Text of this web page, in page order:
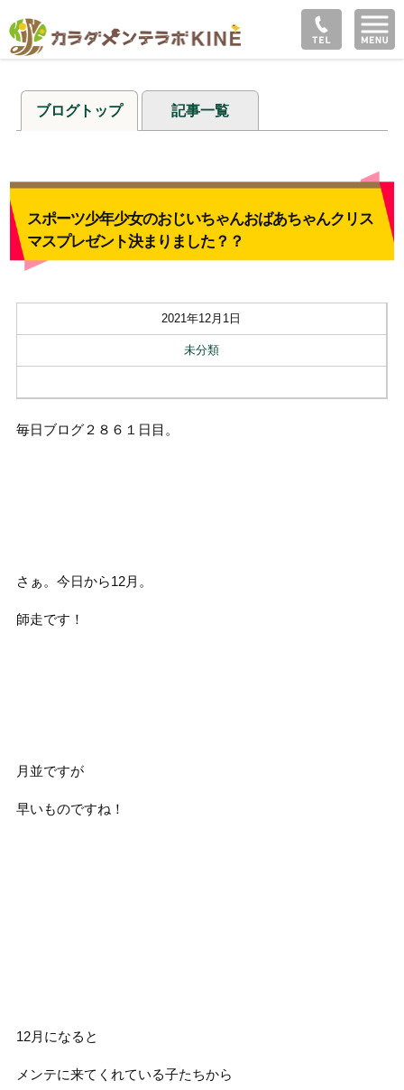
ブログトップ 記事一覧
スポーツ少年少女のおじいちゃんおばあちゃんクリス
マスプレゼント決まりました？？
2021年12月1日
未分類
毎日ブログ２８６１日目。
さぁ。今日から12月。
師走です！
月並ですが
早いものですね！
12月になると
メンテに来てくれている子たちから